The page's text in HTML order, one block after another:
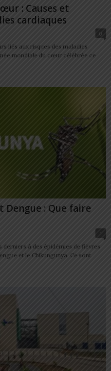
: Causes et
cardiaques
0
liés aux risques des maladies
mondiale du cœur célébrée ce
Dengue : Que faire
1
derniers à des épidémies de fièvres
et le Chikungunya. Ce sont